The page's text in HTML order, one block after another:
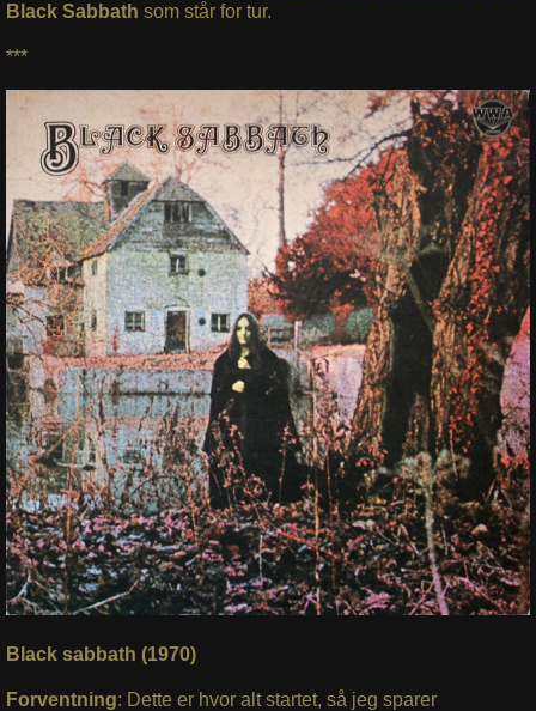
Black Sabbath som står for tur.
***
Black sabbath (1970)
Forventning: Dette er hvor alt startet, så jeg sparer